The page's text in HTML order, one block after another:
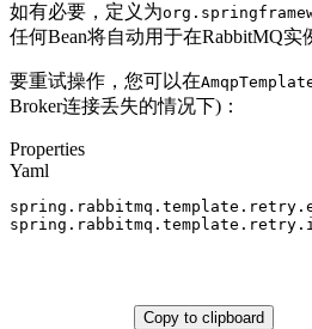
如有必要，定义为
任何Bean将自动用于在RabbitMQ实
要重试操作，您可以在
Broker连接丢失的情况下)：
Properties
Yaml
Copy to clipboard